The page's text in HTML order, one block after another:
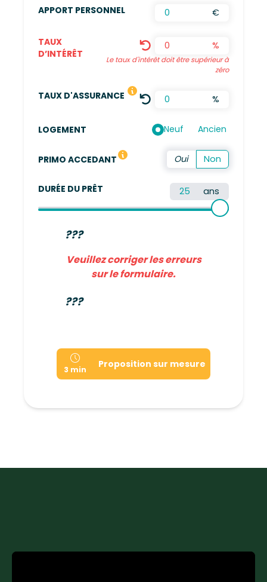
APPORT PERSONNEL €
TAUX
D’INTÉRÊT
%
Le taux d'intérêt doit être supérieur à
zéro
TAUX D'ASSURANCE LE TAUX DÉFINI EST UNE
%
LOGEMENT Neuf Ancien
PRIMO ACCEDANT
Vous n'avez pas été propriétaire de votre résidence
DURÉE DU PRÊT ans
???
Veuillez corriger les erreurs
sur le formulaire.
???
3 min Proposition sur mesure